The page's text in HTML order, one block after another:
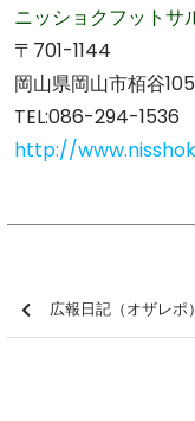
ニッショクフットサ
〒701-1144
岡山県岡山市栢谷
TEL:086-294-1536
http://
広報日記（オザレポ）